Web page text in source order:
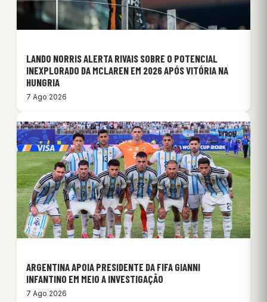
LANDO NORRIS ALERTA RIVAIS SOBRE O POTENCIAL
INEXPLORADO DA MCLAREN EM 2026 APÓS VITÓRIA NA
HUNGRIA
7 Ago 2026
ARGENTINA APOIA PRESIDENTE DA FIFA GIANNI
INFANTINO EM MEIO A INVESTIGAÇÃO
7 Ago 2026